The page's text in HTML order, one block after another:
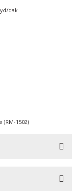
dak
1502)